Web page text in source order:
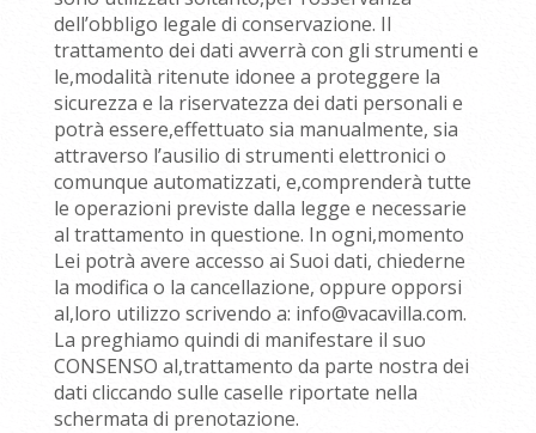
dell’obbligo legale di conservazione. Il
trattamento dei dati avverrà con gli strumenti e
le,modalità ritenute idonee a proteggere la
sicurezza e la riservatezza dei dati personali e
potrà essere,effettuato sia manualmente, sia
attraverso l’ausilio di strumenti elettronici o
comunque automatizzati, e,comprenderà tutte
le operazioni previste dalla legge e necessarie
al trattamento in questione. In ogni,momento
Lei potrà avere accesso ai Suoi dati, chiederne
la modifica o la cancellazione, oppure opporsi
al,loro utilizzo scrivendo a: info@vacavilla.com.
La preghiamo quindi di manifestare il suo
CONSENSO al,trattamento da parte nostra dei
dati cliccando sulle caselle riportate nella
schermata di prenotazione.